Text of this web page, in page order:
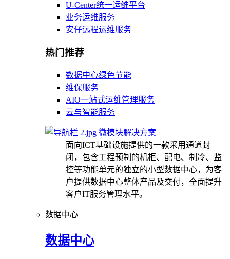
U-Center统一运维平台
业务运维服务
安仔远程运维服务
热门推荐
数据中心绿色节能
维保服务
AIO一站式运维管理服务
云与智能服务
微模块解决方案
面向ICT基础设施提供的一款采用通道封
闭，包含工程预制的机柜、配电、制冷、监
控等功能单元的独立的小型数据中心，为客
户提供数据中心整体产品及交付，全面提升
客户IT服务管理水平。
数据中心
数据中心